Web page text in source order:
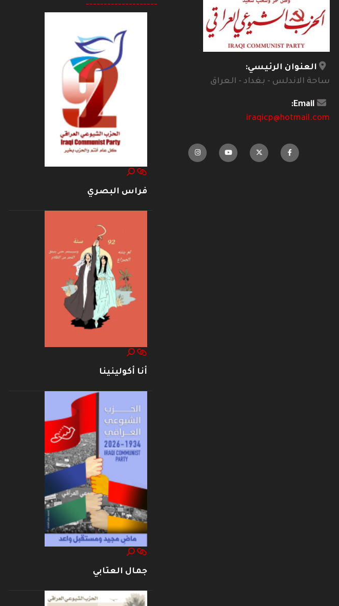
العنوان الرئيسي:
ساحة الاندلس - بغداد - العراق
Email:
iraqicp@hotmail.com
--------------------
فراس البصري
أنا أكولينينا
جمال العتابي